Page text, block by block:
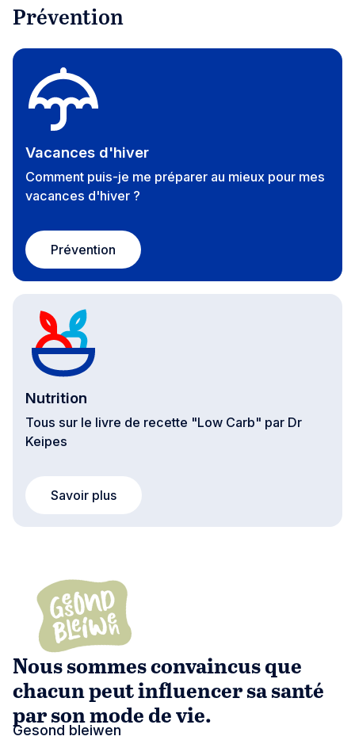
Prévention
Vacances d'hiver
Comment puis-je me préparer au mieux pour mes
vacances d'hiver ?
Prévention
Nutrition
Tous sur le livre de recette "Low Carb" par Dr
Keipes
Savoir plus
Nous sommes convaincus que
chacun peut influencer sa santé
par son mode de vie.
Gesond bleiwen